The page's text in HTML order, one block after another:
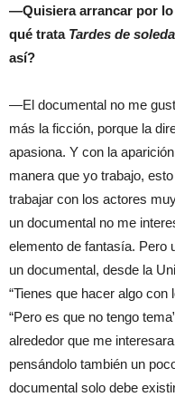
—Quisiera arrancar por
qué trata Tardes de
así?
—El documental no me
más la ficción, porque la
apasiona. Y con la
manera que yo trabajo,
trabajar con los actores
un documental no me
elemento de fantasía. Pero
un documental, desde la
“Tienes que hacer algo con
“Pero es que no tengo
alrededor que me
pensándolo también un
documental solo debe